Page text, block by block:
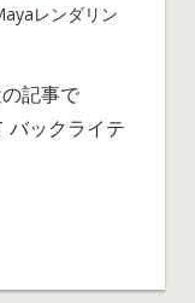
レンダリン
記事で
バックライテ